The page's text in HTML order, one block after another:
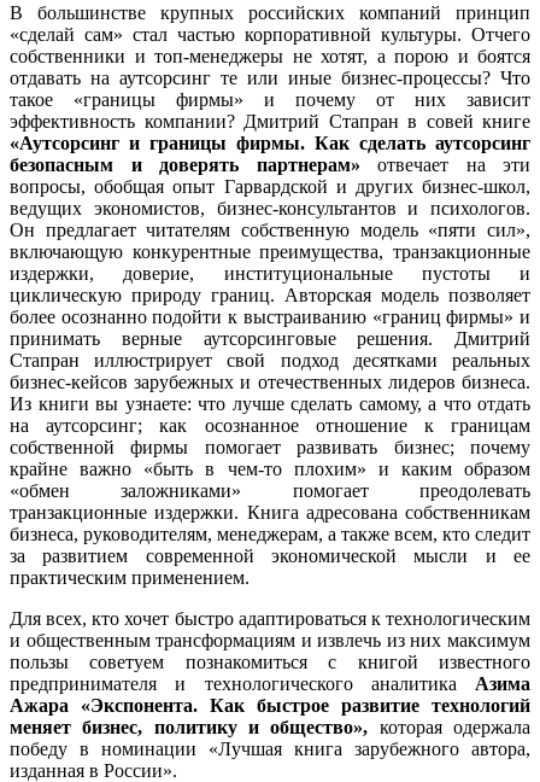
В большинстве крупных российских компаний принцип
«сделай сам» стал частью корпоративной культуры. Отчего
собственники и топ-менеджеры не хотят, а порою и боятся
отдавать на аутсорсинг те или иные бизнес-процессы? Что
такое «границы фирмы» и почему от них зависит
эффективность компании? Дмитрий Стапран в совей книге
«Аутсорсинг и границы фирмы. Как сделать аутсорсинг
безопасным и доверять партнерам» отвечает на эти
вопросы, обобщая опыт Гарвардской и других бизнес-школ,
ведущих экономистов, бизнес-консультантов и психологов.
Он предлагает читателям собственную модель «пяти сил»,
включающую конкурентные преимущества, транзакционные
издержки, доверие, институциональные пустоты и
циклическую природу границ. Авторская модель позволяет
более осознанно подойти к выстраиванию «границ фирмы» и
принимать верные аутсорсинговые решения. Дмитрий
Стапран иллюстрирует свой подход десятками реальных
бизнес-кейсов зарубежных и отечественных лидеров бизнеса.
Из книги вы узнаете: что лучше сделать самому, а что отдать
на аутсорсинг; как осознанное отношение к границам
собственной фирмы помогает развивать бизнес; почему
крайне важно «быть в чем-то плохим» и каким образом
«обмен заложниками» помогает преодолевать
транзакционные издержки. Книга адресована собственникам
бизнеса, руководителям, менеджерам, а также всем, кто следит
за развитием современной экономической мысли и ее
практическим применением.
Для всех, кто хочет быстро адаптироваться к технологическим
и общественным трансформациям и извлечь из них максимум
пользы советуем познакомиться с книгой известного
предпринимателя и технологического аналитика Азима
Ажара «Экспонента. Как быстрое развитие технологий
меняет бизнес, политику и общество», которая одержала
победу в номинации «Лучшая книга зарубежного автора,
изданная в России».